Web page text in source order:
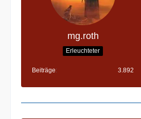
mg.roth
Erleuchteter
Beiträge 3.892